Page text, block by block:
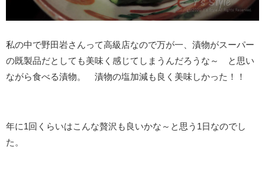
私の中で野田岩さんって高級店なので万が一、漬物がスーパー
の既製品だとしても美味く感じてしまうんだろうな～ と思い
ながら食べる漬物。 漬物の塩加減も良く美味しかった！！
年に1回くらいはこんな贅沢も良いかな～と思う1日なのでし
た。